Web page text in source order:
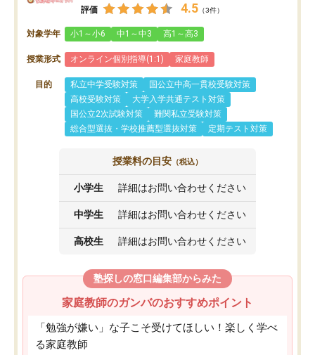
評価 4.5 （3件）
対象学年 小1～小6 中1～中3 高1～高3
授業形式 オンライン個別指導(1:1) 家庭教師
目的 私立中学受験対策
国公立中高一貫校受験対策
高校受験対策
大学入学共通テスト対策
国公立2次試験対策
難関私立受験対策
総合型選抜・学校推薦型選抜対策
定期テスト対策
授業料の目安 （税込）
小学生 詳細はお問い合わせください
中学生 詳細はお問い合わせください
高校生 詳細はお問い合わせください
塾探しの窓口編集部からみた
家庭教師のガンバのおすすめポイント
「勉強が嫌い」な子こそ受けてほしい！楽しく学べ
る家庭教師